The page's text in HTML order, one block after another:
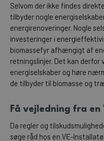
Selvom der ikke findes
tilbyder nogle
energirenoveringer. Nogle
investeringer i
biomassefyr afhængigt af
retningslinjer. Det kan
energiselskaber og høre
de tilbyder til biomasse og
Få vejledning fra
Da regler og
søge råd hos en VE-